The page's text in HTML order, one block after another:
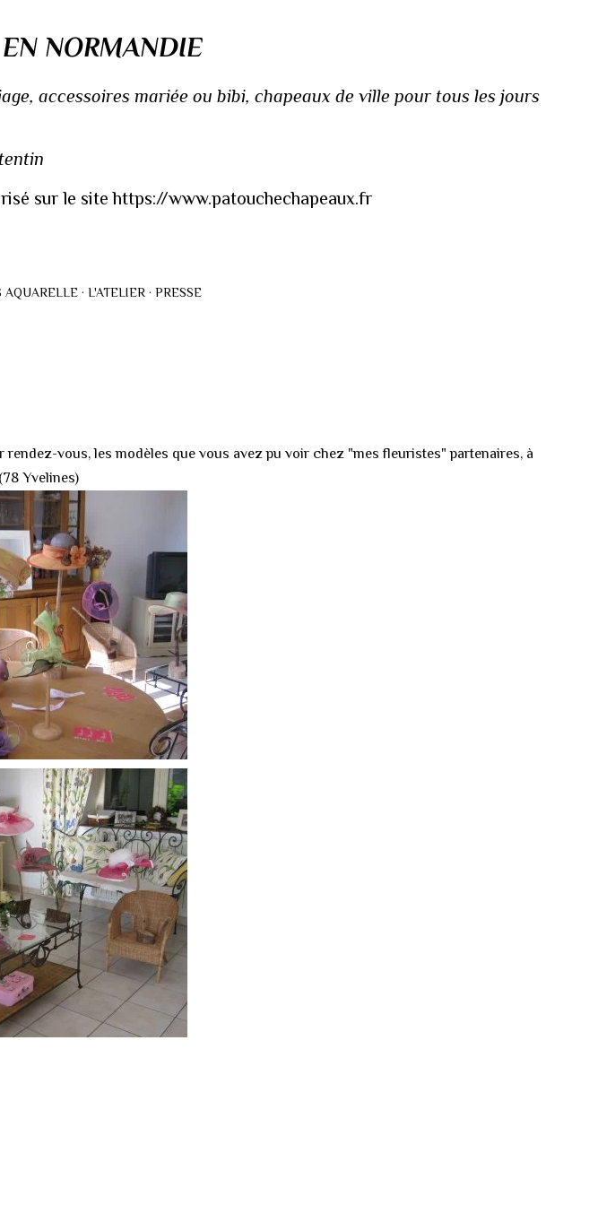
NORMANDIE
accessoires mariée ou bibi, chapeaux de ville pour tous les jours
sur le site https://www.patouchechapeaux.fr
AQUARELLE L'ATELIER PRESSE
rendez-vous, les modèles que vous avez pu voir chez "mes fleuristes" partenaires, à
Yvelines)